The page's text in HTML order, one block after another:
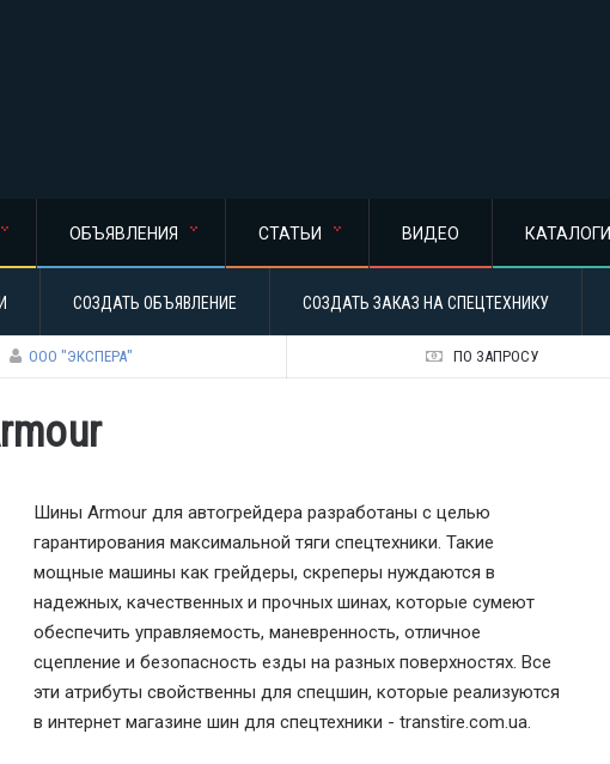
ОБЪЯВЛЕНИЯ СТАТЬИ ВИДЕО КАТАЛОГИ
СОЗДАТЬ ОБЪЯВЛЕНИЕ СОЗДАТЬ ЗАКАЗ НА СПЕЦТЕХНИКУ
ООО "ЭКСПЕРА" ПО ЗАПРОСУ
Шины Armour для автогрейдера разработаны с целью
гарантирования максимальной тяги спецтехники. Такие
мощные машины как грейдеры, скреперы нуждаются в
надежных, качественных и прочных шинах, которые сумеют
обеспечить управляемость, маневренность, отличное
сцепление и безопасность езды на разных поверхностях. Все
эти атрибуты свойственны для спецшин, которые реализуются
в интернет магазине шин для спецтехники - transtire.com.ua.